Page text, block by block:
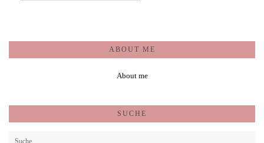
ABOUT ME
About me
SUCHE